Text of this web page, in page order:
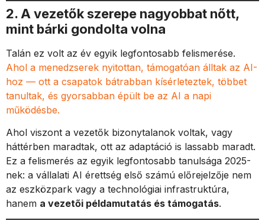
2. A vezetők szerepe nagyobbat nőtt,
mint bárki gondolta volna
Talán ez volt az év egyik legfontosabb felismerése.
Ahol a menedzserek nyitottan, támogatóan álltak az AI-
hoz — ott a csapatok bátrabban kísérleteztek, többet
tanultak, és gyorsabban épült be az AI a napi
működésbe.
Ahol viszont a vezetők bizonytalanok voltak, vagy
háttérben maradtak, ott az adaptáció is lassabb maradt.
Ez a felismerés az egyik legfontosabb tanulsága 2025-
nek: a vállalati AI érettség első számú előrejelzője nem
az eszközpark vagy a technológiai infrastruktúra,
hanem a vezetői példamutatás és támogatás.